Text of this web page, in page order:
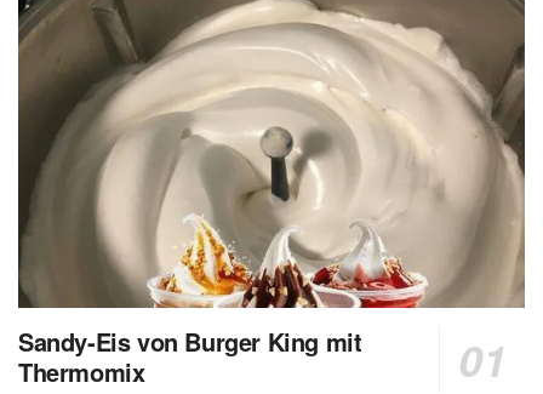
Sandy-Eis von Burger King mit
Thermomix